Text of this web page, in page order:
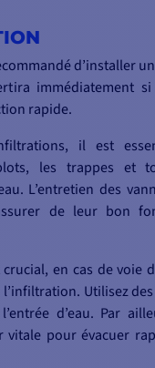
d’installer
immédiatement
rapide.
il est
les trappes et
L’entretien des
de leur bon
en cas de voie
Utilisez
d’eau. Par
pour évacuer